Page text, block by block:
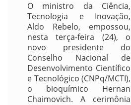
O ministro da Ciência,
Tecnologia e Inovação,
Aldo Rebelo, empossou,
nesta terça-feira (24), o
novo presidente do
Conselho Nacional de
Desenvolvimento Científico
e Tecnológico (CNPq/MCTI),
o bioquímico Hernan
Chaimovich. A cerimônia